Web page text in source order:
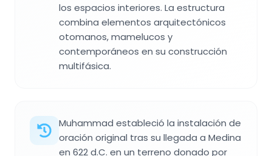
los espacios interiores. La estructura
combina elementos arquitectónicos
otomanos, mamelucos y
contemporáneos en su construcción
multifásica.
Muhammad estableció la instalación de
oración original tras su llegada a Medina
en 622 d.C. en un terreno donado por